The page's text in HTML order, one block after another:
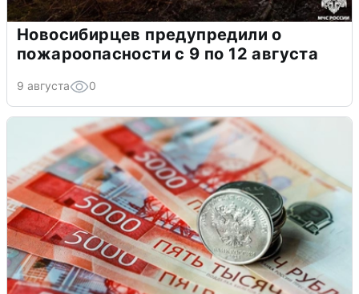
Новосибирцев предупредили о
пожароопасности с 9 по 12 августа
9 августа 0